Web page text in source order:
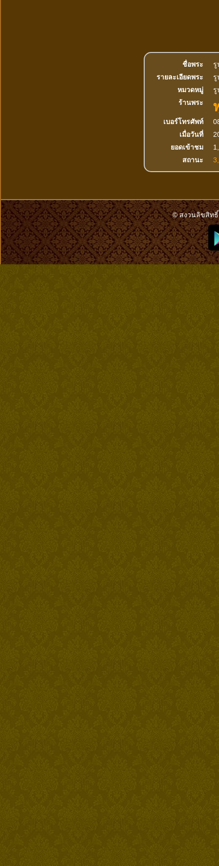
ชื่อพระ
รายละเอียดพระ
รู
หมวดหมู่
รู
ร้านพระ
เบอร์โทรศัพท์
เมื่อวันที่
ยอดเข้าชม
สถานะ
© สงวนลิขสิทธิ์